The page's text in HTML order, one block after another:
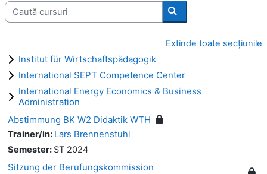
Caută cursuri
Caută cursuri
Extinde toate secțiunile
Institut für Wirtschaftspädagogik
International SEPT Competence Center
International Energy Economics & Business
Administration
Abstimmung BK W2 Didaktik WTH
Trainer/in: Lars Brennenstuhl
Semester: ST 2024
Sitzung der Berufungskommission